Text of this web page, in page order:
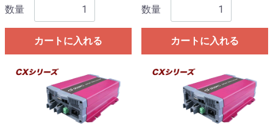
数量
カートに入れる
数量
カートに入れる